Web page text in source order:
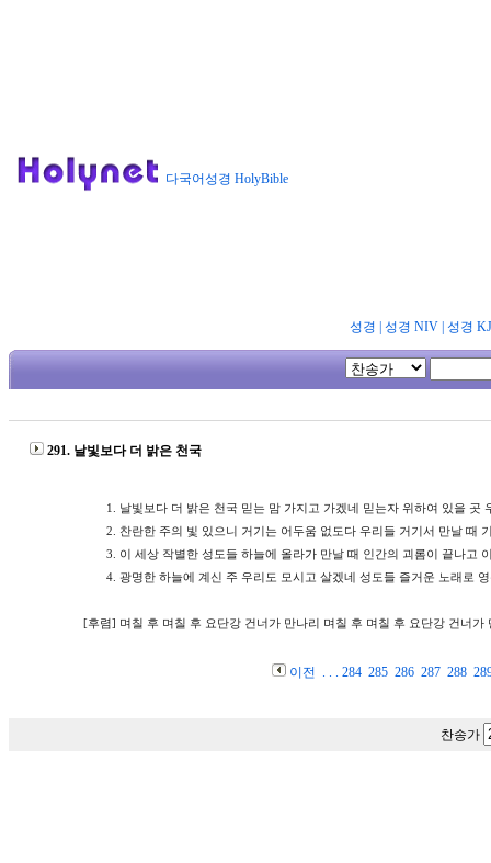
다국어성경 HolyBible
성경 성경 NIV| 성경
291. 날빛보다 더 밝은 천국
1. 날빛보다 더 밝은 천국 믿는 맘 가지고 가겠네 믿는자 위하여 있을 곳
2. 찬란한 주의 빛 있으니 거기는 어두움 없도다 우리들 거기서 만날 때
3. 이 세상 작별한 성도들 하늘에 올라가 만날 때 인간의 괴롬이 끝나고
4. 광명한 하늘에 계신 주 우리도 모시고 살겠네 성도들 즐거운 노래로
[후렴] 며칠 후 며칠 후 요단강 건너가 만나리 며칠 후 며칠 후 요단강 건너가
이전 . . . 284 285 286 287 288
찬송가